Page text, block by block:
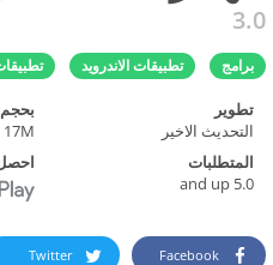
3.0
برامج تطبيقات الاندرويد
تطوير
التحديث الاخير
بحجم
17M
المتطلبات
5.0 and up
Facebook
Twitter